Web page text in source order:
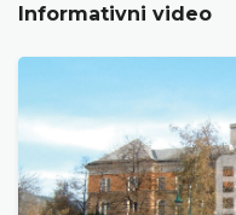
Informativni video